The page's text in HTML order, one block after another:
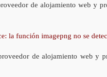
de alojamiento web y
la función imagepng no se
de alojamiento web y